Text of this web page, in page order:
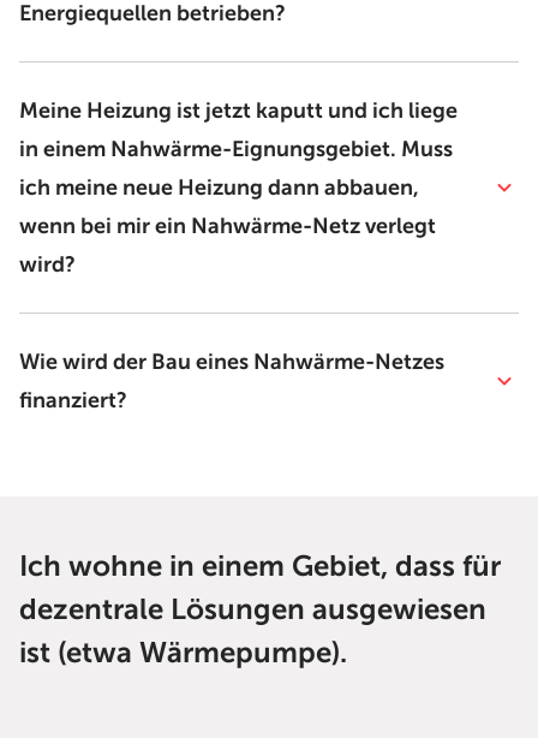
Energiequellen betrieben?
Meine Heizung ist jetzt kaputt und ich liege
in einem Nahwärme-Eignungsgebiet. Muss
ich meine neue Heizung dann abbauen,
wenn bei mir ein Nahwärme-Netz verlegt
wird?
Wie wird der Bau eines Nahwärme-Netzes
finanziert?
Ich wohne in einem Gebiet, dass für
dezentrale Lösungen ausgewiesen
ist (etwa Wärmepumpe).